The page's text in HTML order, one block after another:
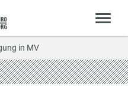
in MV